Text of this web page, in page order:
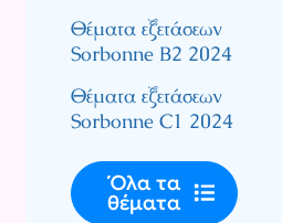
Θέματα εξετάσεων
Sorbonne B2 2024
Θέματα εξετάσεων
Sorbonne C1 2024
Όλα τα
θέματα